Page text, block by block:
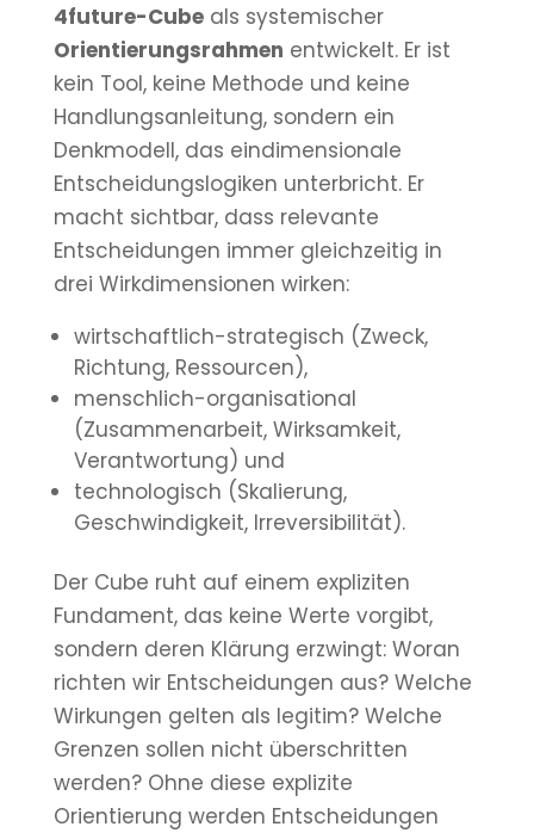
4future-Cubeals systemischer
Orientierungsrahmen entwickelt. Er ist
kein Tool, keine Methode und keine
Handlungsanleitung, sondern ein
Denkmodell, das eindimensionale
Entscheidungslogiken unterbricht. Er
macht sichtbar, dass relevante
Entscheidungen immer gleichzeitig in
drei Wirkdimensionen wirken:
wirtschaftlich-strategisch (Zweck,
Richtung, Ressourcen),
menschlich-organisational
(Zusammenarbeit, Wirksamkeit,
Verantwortung) und
technologisch (Skalierung,
Geschwindigkeit, Irreversibilität).
Der Cube ruht auf einem expliziten
Fundament, das keine Werte vorgibt,
sondern deren Klärung erzwingt: Woran
richten wir Entscheidungen aus? Welche
Wirkungen gelten als legitim? Welche
Grenzen sollen nicht überschritten
werden? Ohne diese explizite
Orientierung werden Entscheidungen